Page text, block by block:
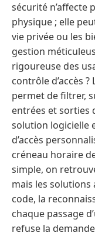
sécurité n’affecte
physique ; elle
vie privée ou les
gestion
rigoureuse des
contrôle d’accès ?
permet de filtrer,
entrées et sorties
solution logicielle
d’accès
créneau horaire
simple, on
mais les solutions
code, la
chaque passage
refuse la